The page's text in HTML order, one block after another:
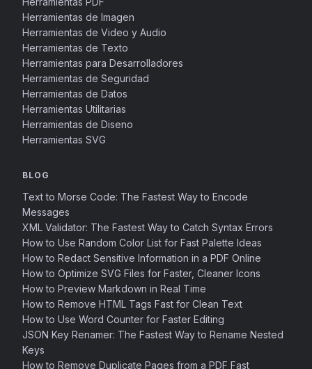
Herramientas de Imagen
Herramientas de Video y Audio
Herramientas de Texto
Herramientas para Desarrolladores
Herramientas de Seguridad
Herramientas de Datos
Herramientas Utilitarias
Herramientas de Diseno
Herramientas SVG
BLOG
Text to Morse Code: The Fastest Way to Encode
Messages
XML Validator: The Fastest Way to Catch Syntax Errors
How to Use Random Color List for Fast Palette Ideas
How to Redact Sensitive Information in a PDF Online
How to Optimize SVG Files for Faster, Cleaner Icons
How to Preview Markdown in Real Time
How to Remove HTML Tags Fast for Clean Text
How to Use Word Counter for Faster Editing
JSON Key Renamer: The Fastest Way to Rename Nested
Keys
How to Remove Duplicate Pages from a PDF Fast